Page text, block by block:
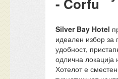
- Corfu
Silver Bay Hotel
идеален избор за
удобност,
одлична
Хотелот е